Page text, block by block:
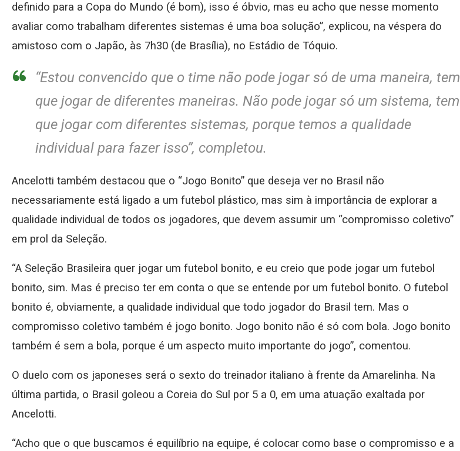
definido para a Copa do Mundo (é bom), isso é óbvio, mas eu acho que nesse momento
avaliar como trabalham diferentes sistemas é uma boa solução”, explicou, na véspera do
amistoso com o Japão, às 7h30 (de Brasília), no Estádio de Tóquio.
“Estou convencido que o time não pode jogar só de uma maneira, tem
que jogar de diferentes maneiras. Não pode jogar só um sistema, tem
que jogar com diferentes sistemas, porque temos a qualidade
individual para fazer isso”, completou.
Ancelotti também destacou que o “Jogo Bonito” que deseja ver no Brasil não
necessariamente está ligado a um futebol plástico, mas sim à importância de explorar a
qualidade individual de todos os jogadores, que devem assumir um “compromisso coletivo”
em prol da Seleção.
“A Seleção Brasileira quer jogar um futebol bonito, e eu creio que pode jogar um futebol
bonito, sim. Mas é preciso ter em conta o que se entende por um futebol bonito. O futebol
bonito é, obviamente, a qualidade individual que todo jogador do Brasil tem. Mas o
compromisso coletivo também é jogo bonito. Jogo bonito não é só com bola. Jogo bonito
também é sem a bola, porque é um aspecto muito importante do jogo”, comentou.
O duelo com os japoneses será o sexto do treinador italiano à frente da Amarelinha. Na
última partida, o Brasil goleou a Coreia do Sul por 5 a 0, em uma atuação exaltada por
Ancelotti.
“Acho que o que buscamos é equilíbrio na equipe, é colocar como base o compromisso e a